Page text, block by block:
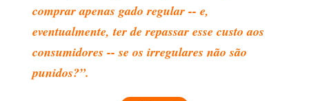
comprar apenas gado regular -- e,
eventualmente, ter de repassar esse custo aos
consumidores -- se os irregulares não são
punidos?”.